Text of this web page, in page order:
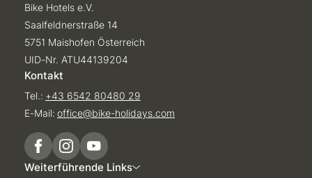
Bike Hotels e.V.
Saalfeldnerstraße 14
5751 Maishofen Österreich
UID-Nr. ATU44139204
Kontakt
Tel.: +43 6542 80480 29
E-Mail: office@bike-holidays.com
Weiterführende Links